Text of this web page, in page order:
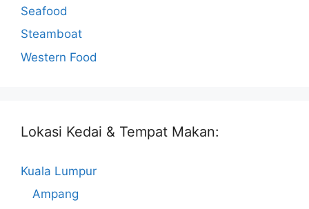
Seafood
Steamboat
Western Food
Lokasi Kedai & Tempat Makan:
Kuala Lumpur
Ampang